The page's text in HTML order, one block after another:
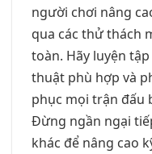
người chơi nâng
qua các thử thách
toàn. Hãy luyện
thuật phù hợp và
phục mọi trận đấu
Đừng ngần ngại
khác để nâng cao